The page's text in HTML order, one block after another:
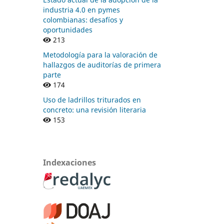
industria 4.0 en pymes
colombianas: desafíos y
oportunidades
213
Metodología para la valoración de
hallazgos de auditorías de primera
parte
174
Uso de ladrillos triturados en
concreto: una revisión literaria
153
Indexaciones